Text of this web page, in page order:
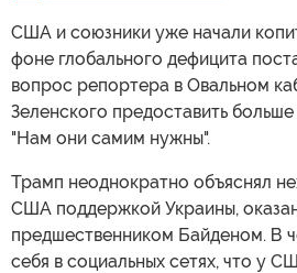
США и союзники уже начали
фоне глобального дефицита
вопрос репортера в Овальном
Зеленского предоставить
"Нам они самим нужны".
Трамп неоднократно объяснял
США поддержкой Украины,
предшественником Байденом. В
себя в социальных сетях, что у